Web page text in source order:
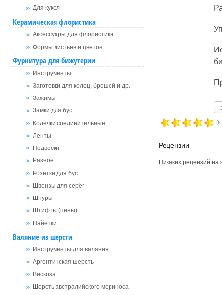
Для кукол
Керамическая флористика
Аксессуары для флористики
Формы листьев и цветов
Фурнитура для бижутерии
Инструменты
Заготовки для колец, брошей и др.
Зажимы
Замки для бус
Колечки соединительные
Ленты
Подвески
Разное
Розетки для бус
Швензы для серёг
Шнуры
Штифты (пины)
Пайетки
Валяние из шерсти
Инструменты для валяния
Аргентинская шерсть
Вискоза
Шерсть австралийского мериноса
(5
Рецензии
Никаких рецензий на